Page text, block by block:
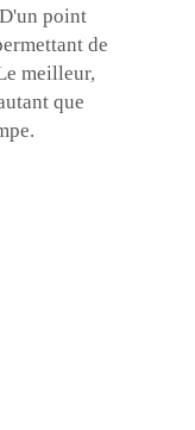
point
de
meilleur,
que